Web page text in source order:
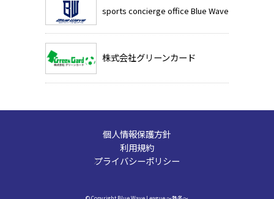
sports concierge office Blue Wave
株式会社グリーンカード
個人情報保護方針
利用規約
プライバシーポリシー